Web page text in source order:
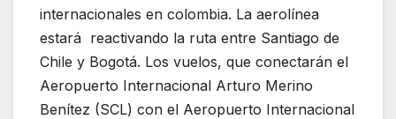
internacionales en colombia. La aerolínea
estará reactivando la ruta entre Santiago de
Chile y Bogotá. Los vuelos, que conectarán el
Aeropuerto Internacional Arturo Merino
Benítez (SCL) con el Aeropuerto Internacional